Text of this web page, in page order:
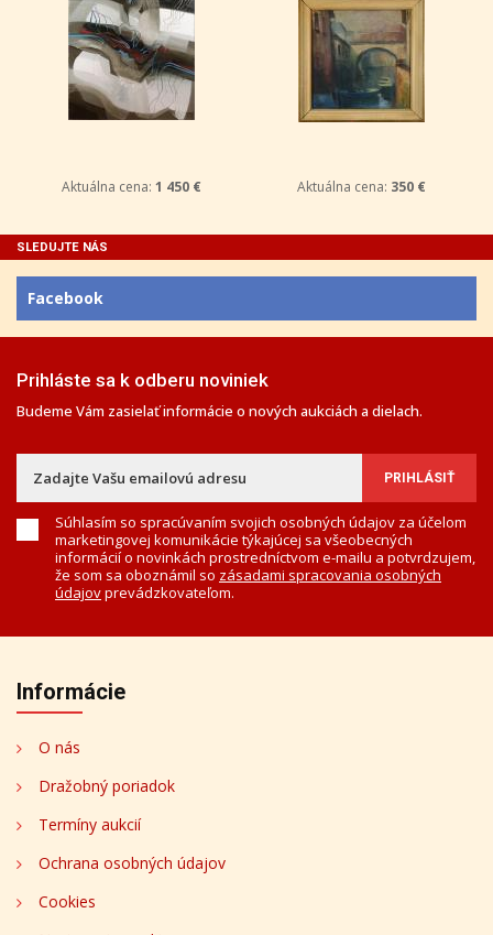
Aktuálna cena: 1 450 € Aktuálna cena: 350 €
SLEDUJTE NÁS
Facebook
Prihláste sa k odberu noviniek
Budeme Vám zasielať informácie o nových aukciách a dielach.
Súhlasím so spracúvaním svojich osobných údajov za účelom
marketingovej komunikácie týkajúcej sa všeobecných
informácií o novinkách prostredníctvom e-mailu a potvrdzujem,
že som sa oboznámil so zásadami spracovania osobných
údajovprevádzkovateľom.
Informácie
O nás
Dražobný poriadok
Termíny aukcií
Ochrana osobných údajov
Cookies